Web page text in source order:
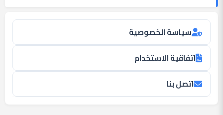
سياسة الخصوصية
اتفاقية الاستخدام
اتصل بنا